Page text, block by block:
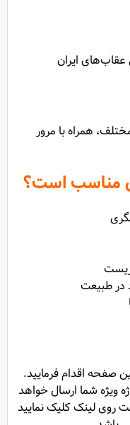
ایران
همراه با مرور
مناسب است؟
در طبیعت
صفحه اقدام فرمایید.
ویژه شما ارسال خواهد
روی لینک کلیک نمایید